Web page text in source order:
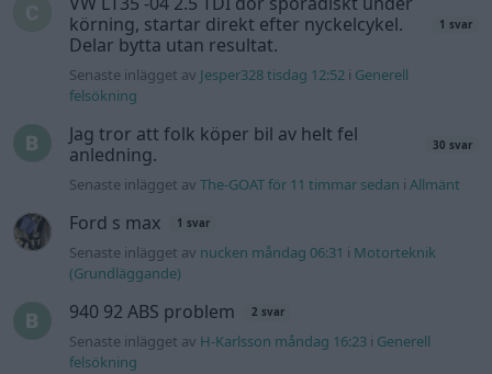
körning, startar direkt efter nyckelcykel.
Delar bytta utan resultat.
1 svar
Senaste inlägget av Jesper328 tisdag 12:52 i Generell
felsökning
Jag tror att folk köper bil av helt fel
anledning.
30 svar
Senaste inlägget avThe-GOAT för 11 timmar sedan iAllmänt
Ford s max 1 svar
Senaste inlägget av nucken måndag 06:31 i Motorteknik
(Grundläggande)
940 92 ABS problem 2 svar
Senaste inlägget av H-Karlsson måndag 16:23 i Generell
felsökning